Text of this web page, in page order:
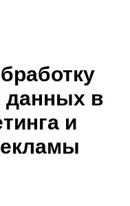
данных в
и